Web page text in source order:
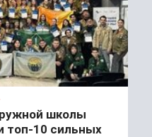
школы
топ-10 сильных